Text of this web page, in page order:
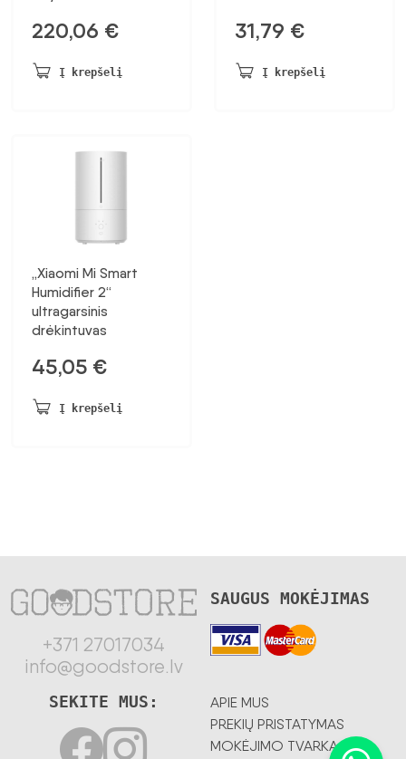
220,06 €
Į krepšelį
31,79 €
Į krepšelį
„Xiaomi Mi Smart
Humidifier 2“
ultragarsinis
drėkintuvas
45,05 €
Į krepšelį
+371 27017034
info@goodstore.lv
SAUGUS MOKĖJIMAS
APIE MUS
PREKIŲ PRISTATYMAS
MOKĖJIMO TVARKA
SEKITE MUS: